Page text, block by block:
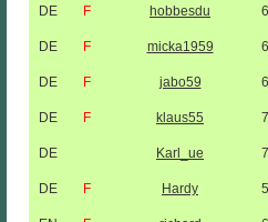
DE F hobbesdu
DE F micka1959
DE F jabo59
DE F klaus55
DE Karl_ue
DE F Hardy